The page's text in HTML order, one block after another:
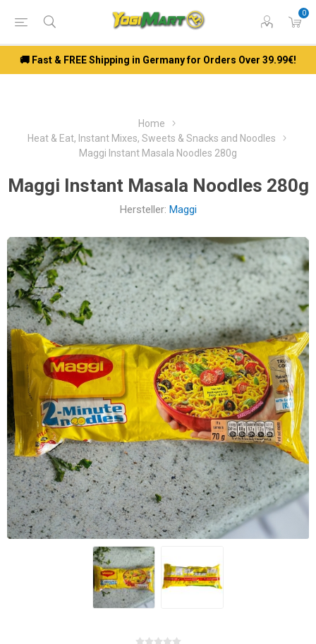
0
🚚 Fast & FREE Shipping in Germany for Orders Over 39.99€!
Home
Heat & Eat, Instant Mixes, Sweets & Snacks and Noodles
Maggi Instant Masala Noodles 280g
Maggi Instant Masala Noodles 280g
Hersteller: Maggi